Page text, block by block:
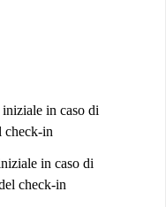
iniziale in caso di
check-in
in caso di
check-in